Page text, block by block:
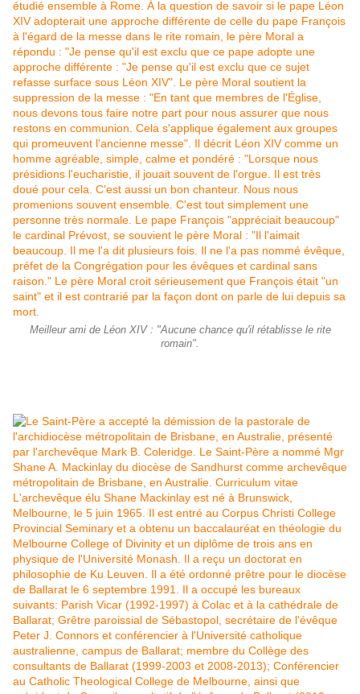
Meilleur ami de Léon XIV : "Aucune chance qu'il rétablisse le rite
romain".